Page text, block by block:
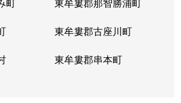
東牟婁郡古座川町
東牟婁郡串本町